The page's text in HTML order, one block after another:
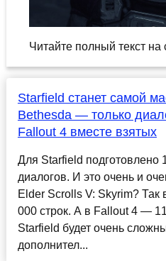
Читайте полный текст на
Starfield станет самой
Bethesda — только
Fallout 4 вместе взятых
Для Starfield подготовлено
диалогов. И это очень и
Elder Scrolls V: Skyrim?
000 строк. А в Fallout 4 —
Starfield будет очень
дополнител...